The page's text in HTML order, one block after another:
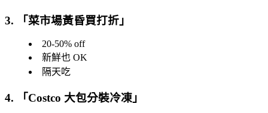
3. 「菜市場黃昏買打折 」
20-50% off
新鮮也 OK
隔天吃
4. 「 Costco 大包分裝冷凍 」